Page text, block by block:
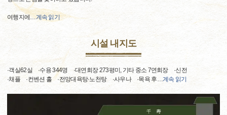
여행지에…계속 읽기
시설 내지도
·객실62실 ·수용 344명 ·대연회장 273평미, 기타 중소 7연회장 ·신전
·채플 ·컨벤션 홀 ·전망대욕탕·노천탕 ·사우나 ·목욕 후…계속 읽기